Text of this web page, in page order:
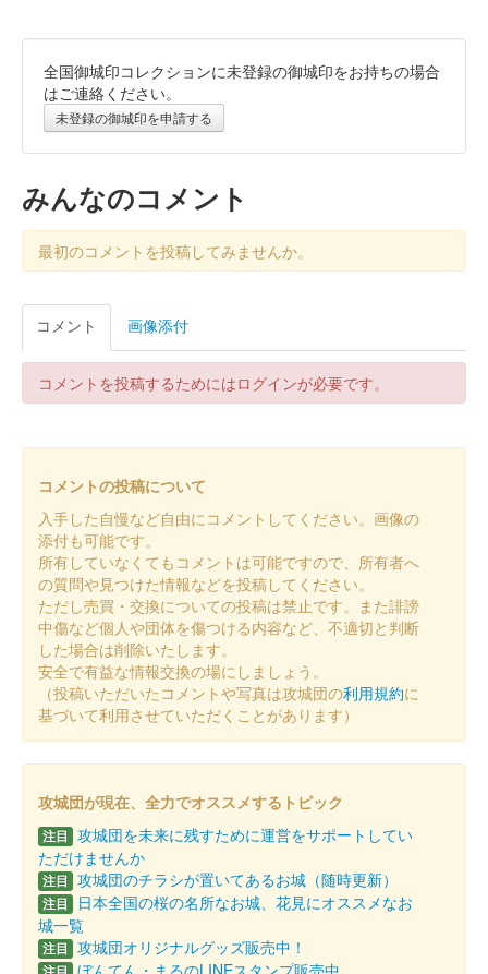
全国御城印コレクションに未登録の御城印をお持ちの場合
はご連絡ください。
未登録の御城印を申請する
みんなのコメント
最初のコメントを投稿してみませんか。
コメント 画像添付
コメントを投稿するためにはログインが必要です。
コメントの投稿について
入手した自慢など自由にコメントしてください。画像の
添付も可能です。
所有していなくてもコメントは可能ですので、所有者へ
の質問や見つけた情報などを投稿してください。
ただし売買・交換についての投稿は禁止です。また誹謗
中傷など個人や団体を傷つける内容など、不適切と判断
した場合は削除いたします。
安全で有益な情報交換の場にしましょう。
（投稿いただいたコメントや写真は攻城団の利用規約に
基づいて利用させていただくことがあります）
攻城団が現在、全力でオススメするトピック
注目 攻城団を未来に残すために運営をサポートしてい
ただけませんか
注目 攻城団のチラシが置いてあるお城（随時更新）
注目
日本全国の桜の名所なお城、花見にオススメなお
城一覧
注目 攻城団オリジナルグッズ販売中！